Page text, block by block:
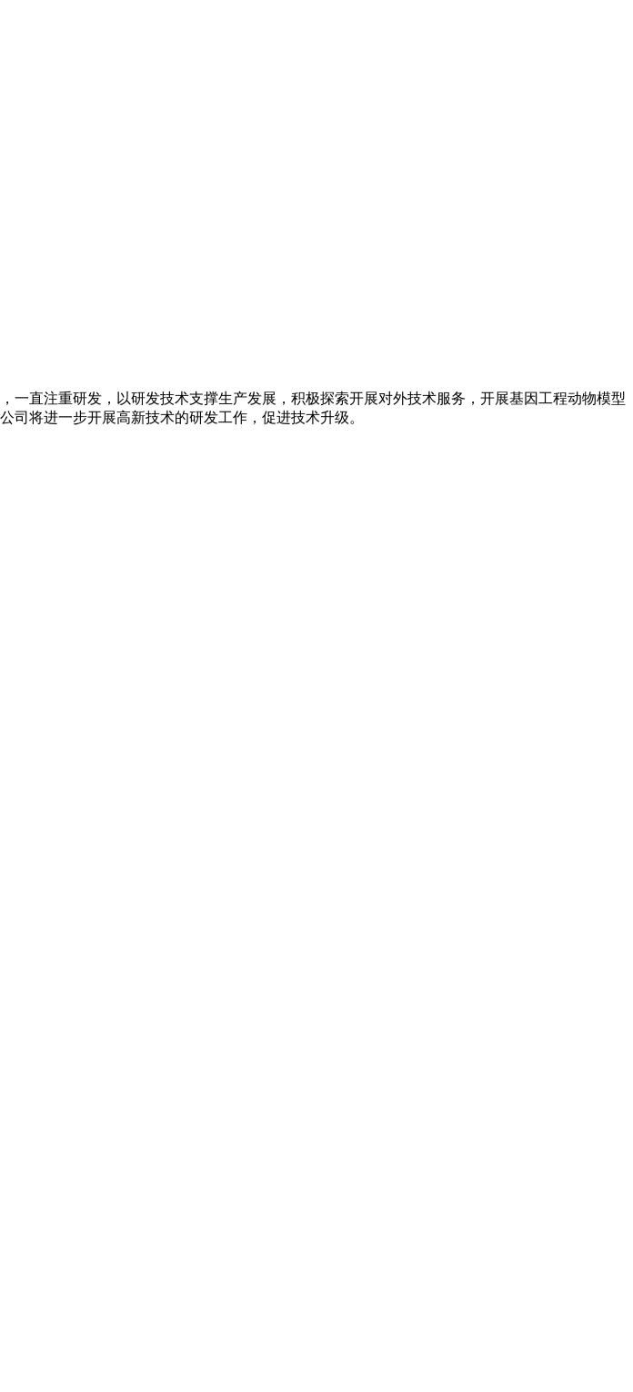
直注重研发，以研发技术支撑生产发展，积极探索开展对外技术服务，开展基因工程动物模型
司将进一步开展高新技术的研发工作，促进技术升级。